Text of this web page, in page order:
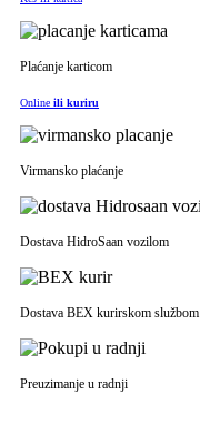
Plaćanje karticom
Online ili kuriru
Virmansko plaćanje
Dostava HidroSaan vozilom
Dostava BEX kurirskom službom
Preuzimanje u radnji